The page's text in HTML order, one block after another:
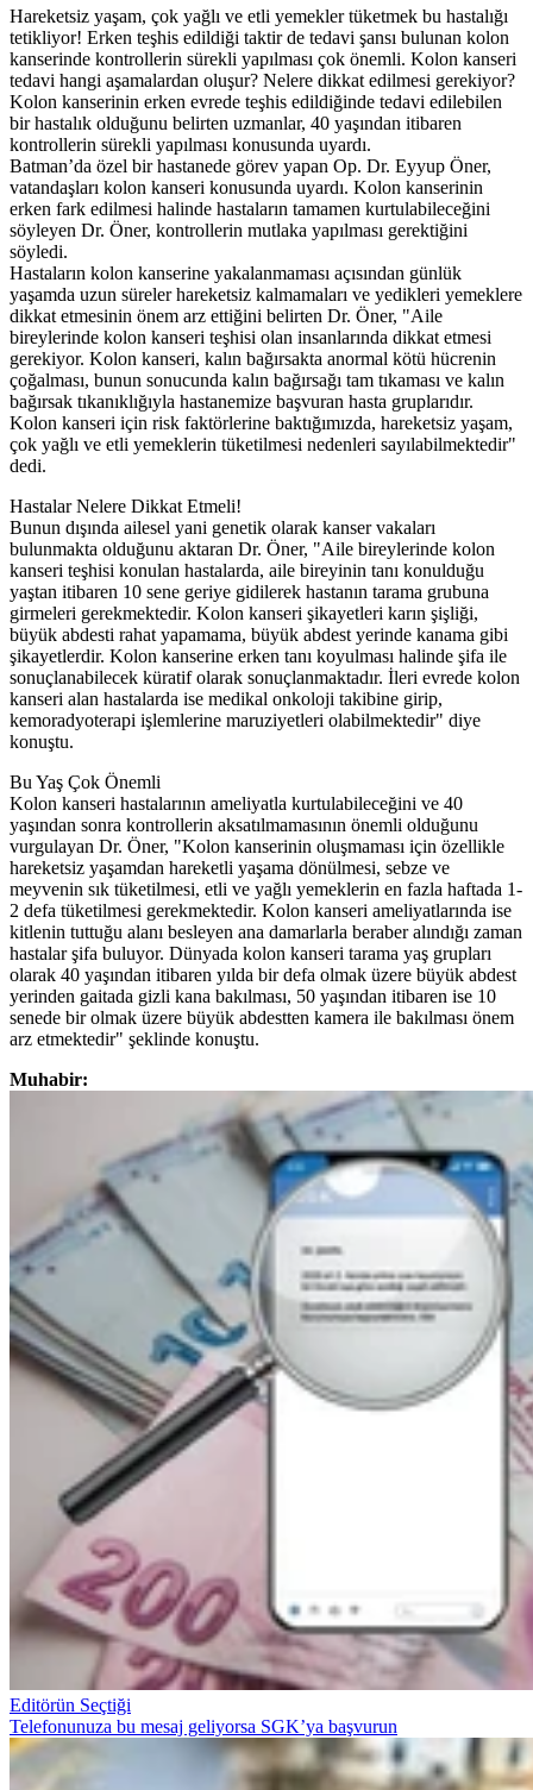
Hareketsiz yaşam, çok yağlı ve etli yemekler tüketmek bu hastalığı
tetikliyor! Erken teşhis edildiği taktir de tedavi şansı bulunan kolon
kanserinde kontrollerin sürekli yapılması çok önemli. Kolon kanseri
tedavi hangi aşamalardan oluşur? Nelere dikkat edilmesi gerekiyor?
Kolon kanserinin erken evrede teşhis edildiğinde tedavi edilebilen
bir hastalık olduğunu belirten uzmanlar, 40 yaşından itibaren
kontrollerin sürekli yapılması konusunda uyardı.
Batman’da özel bir hastanede görev yapan Op. Dr. Eyyup Öner,
vatandaşları kolon kanseri konusunda uyardı. Kolon kanserinin
erken fark edilmesi halinde hastaların tamamen kurtulabileceğini
söyleyen Dr. Öner, kontrollerin mutlaka yapılması gerektiğini
söyledi.
Hastaların kolon kanserine yakalanmaması açısından günlük
yaşamda uzun süreler hareketsiz kalmamaları ve yedikleri yemeklere
dikkat etmesinin önem arz ettiğini belirten Dr. Öner, "Aile
bireylerinde kolon kanseri teşhisi olan insanlarında dikkat etmesi
gerekiyor. Kolon kanseri, kalın bağırsakta anormal kötü hücrenin
çoğalması, bunun sonucunda kalın bağırsağı tam tıkaması ve kalın
bağırsak tıkanıklığıyla hastanemize başvuran hasta gruplarıdır.
Kolon kanseri için risk faktörlerine baktığımızda, hareketsiz yaşam,
çok yağlı ve etli yemeklerin tüketilmesi nedenleri sayılabilmektedir"
dedi.
Hastalar Nelere Dikkat Etmeli!
Bunun dışında ailesel yani genetik olarak kanser vakaları
bulunmakta olduğunu aktaran Dr. Öner, "Aile bireylerinde kolon
kanseri teşhisi konulan hastalarda, aile bireyinin tanı konulduğu
yaştan itibaren 10 sene geriye gidilerek hastanın tarama grubuna
girmeleri gerekmektedir. Kolon kanseri şikayetleri karın şişliği,
büyük abdesti rahat yapamama, büyük abdest yerinde kanama gibi
şikayetlerdir. Kolon kanserine erken tanı koyulması halinde şifa ile
sonuçlanabilecek küratif olarak sonuçlanmaktadır. İleri evrede kolon
kanseri alan hastalarda ise medikal onkoloji takibine girip,
kemoradyoterapi işlemlerine maruziyetleri olabilmektedir" diye
konuştu.
Bu Yaş Çok Önemli
Kolon kanseri hastalarının ameliyatla kurtulabileceğini ve 40
yaşından sonra kontrollerin aksatılmamasının önemli olduğunu
vurgulayan Dr. Öner, "Kolon kanserinin oluşmaması için özellikle
hareketsiz yaşamdan hareketli yaşama dönülmesi, sebze ve
meyvenin sık tüketilmesi, etli ve yağlı yemeklerin en fazla haftada 1-
2 defa tüketilmesi gerekmektedir. Kolon kanseri ameliyatlarında ise
kitlenin tuttuğu alanı besleyen ana damarlarla beraber alındığı zaman
hastalar şifa buluyor. Dünyada kolon kanseri tarama yaş grupları
olarak 40 yaşından itibaren yılda bir defa olmak üzere büyük abdest
yerinden gaitada gizli kana bakılması, 50 yaşından itibaren ise 10
senede bir olmak üzere büyük abdestten kamera ile bakılması önem
arz etmektedir" şeklinde konuştu.
Muhabir:
Editörün Seçtiği
Telefonunuza bu mesaj geliyorsa SGK’ya başvurun